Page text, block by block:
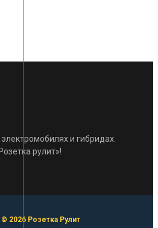
и гибридах.
рулит»!
2026 Розетка Рулит